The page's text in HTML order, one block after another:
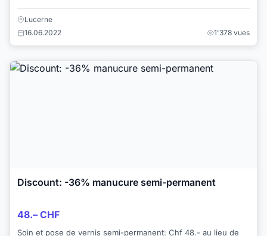
Lucerne
16.06.2022
1'378 vues
Discount: -36% manucure semi-permanent
48.– CHF
Soin et pose de vernis semi-permanent: Chf 48.- au lieu de